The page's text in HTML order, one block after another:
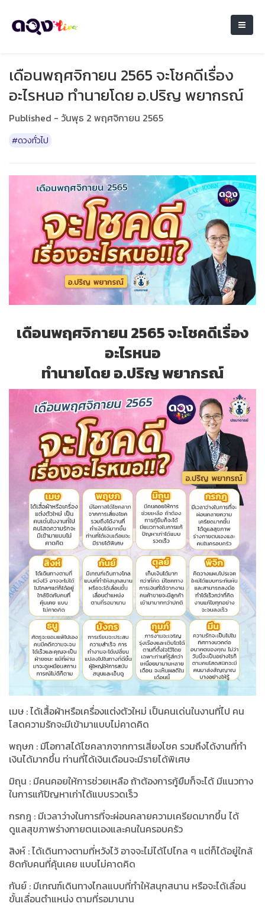
เดือนพฤศจิกายน 2565 จะโชคดีเรื่อง
อะไรหนอ ทำนายโดย อ.ปริญ พยากรณ์
Published - วันพุธ 2 พฤศจิกายน 2565
#ดวงทั่วไป
เดือนพฤศจิกายน 2565 จะโชคดีเรื่อง
อะไรหนอ
ทำนายโดย อ.ปริญ พยากรณ์
เมษ : ได้เสื้อผ้าหรือเครื่องแต่งตัวใหม่ เป็นคนเด่นในงานที่ไป คน
โสดความรักจะมีเข้ามาแบบไม่คาดคิด
พฤษภ : มีโอกาสได้โชคลาภจากการเสี่ยงโชค รวมถึงได้งานที่ทำ
เงินได้มากขึ้น ท่านที่ได้เงินเดือนจะมีรายได้พิเศษ
มิถุน : มีคนคอยให้การช่วยเหลือ ถ้าต้องการกู้ยืมก็จะได้ มีแนวทาง
ในการแก้ปัญหาเก่าได้แบบรวดเร็ว
กรกฎ : มีเวลาว่างในการที่จะผ่อนคลายความเครียดมากขึ้น ได้
ดูแลสุขภาพร่างกายตนเองและคนในครอบครัว
สิงห์ : ได้เดินทางตามที่หวังไว้ อาจจะไม่ได้ไปไกล ๆ แต่ก็ได้อยู่ใกล้
ชิดกับคนที่คุ้นเคย แบบไม่คาดคิด
กันย์ : มีเกณฑ์เดินทางไกลแบบที่ทำให้สนุกสนาน หรือจะได้เลื่อน
ขั้นเลื่อนตำแหน่ง ตามที่รอมานาน